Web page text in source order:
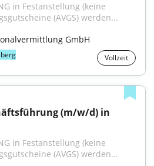
in Festanstellung (keine
(AVGS) werden...
GmbH
Vollzeit
(m/w/d) in
in Festanstellung (keine
(AVGS) werden...